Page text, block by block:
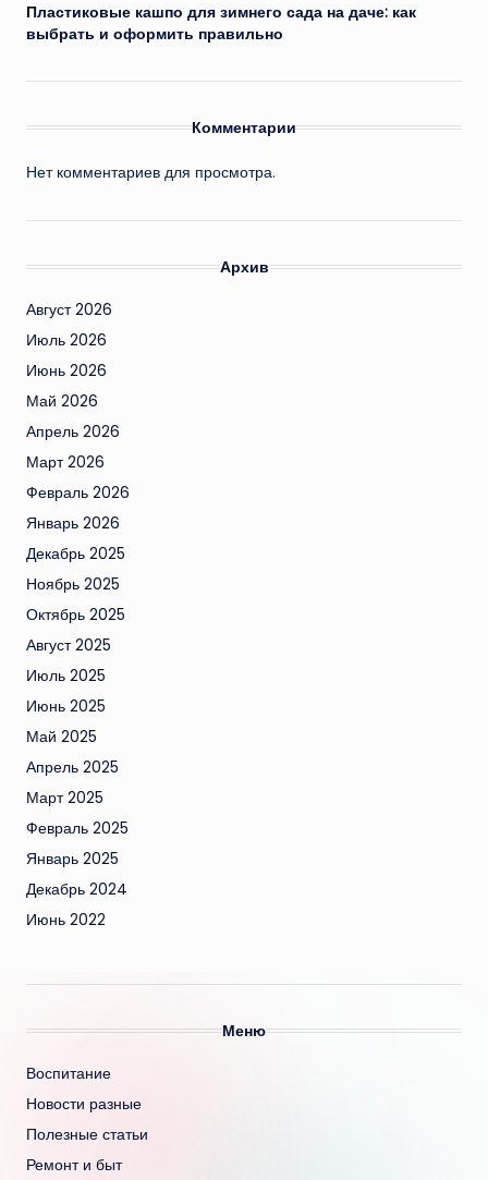
Пластиковые кашпо для зимнего сада на даче: как
выбрать и оформить правильно
Комментарии
Нет комментариев для просмотра.
Архив
Август 2026
Июль 2026
Июнь 2026
Май 2026
Апрель 2026
Март 2026
Февраль 2026
Январь 2026
Декабрь 2025
Ноябрь 2025
Октябрь 2025
Август 2025
Июль 2025
Июнь 2025
Май 2025
Апрель 2025
Март 2025
Февраль 2025
Январь 2025
Декабрь 2024
Июнь 2022
Меню
Воспитание
Новости разные
Полезные статьи
Ремонт и быт